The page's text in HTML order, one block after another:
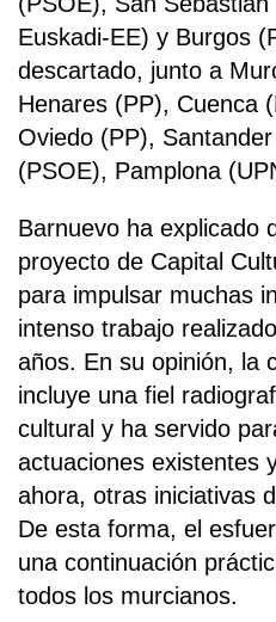
Euskadi-EE) y Burgos
descartado, junto a
Henares (PP), Cuenca
Oviedo (PP),
(PSOE), Pamplona
Barnuevo ha explicado
proyecto de Capital
para impulsar muchas
intenso trabajo
años. En su opinión, la
incluye una fiel
cultural y ha servido
actuaciones existentes
ahora, otras iniciativas
De esta forma, el
una continuación
todos los murcianos.